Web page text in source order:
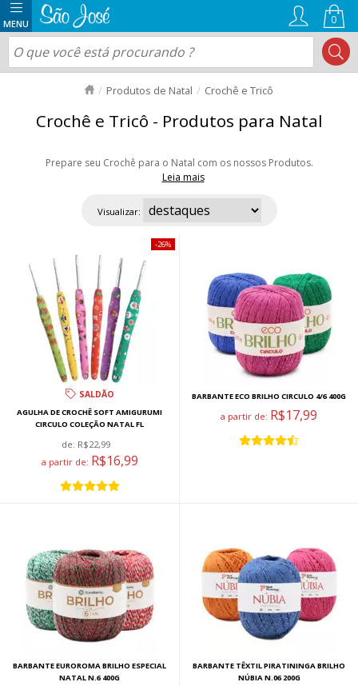
0
Produtos de Natal Crochê e Tricô
Crochê e Tricô - Produtos para Natal
Prepare seu Crochê para o Natal com os nossos Produtos.
Leia mais
Limitadas que são lançadas especialmente para o Natal. Fique por dentro
das novidades de Natal para crochê navegando em nossa página.
Visualizar:
SALDÃO
AGULHA DE CROCHÊ SOFT AMIGURUMI
CIRCULO COLEÇÃO NATAL FL
de: R$22,99
a partir de: R$16,99
26%
BARBANTE ECO BRILHO CIRCULO 4/6 400G
a partir de: R$17,99
BARBANTE EUROROMA BRILHO ESPECIAL
NATAL N.6 400G
BARBANTE TÊXTIL PIRATININGA BRILHO
NÚBIA N.06 200G